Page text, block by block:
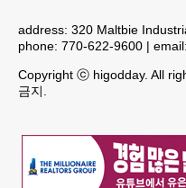
address: 320 Maltbie
phone: 770-622-9600 | email:
Copyright ⓒ higodday. All
금지.